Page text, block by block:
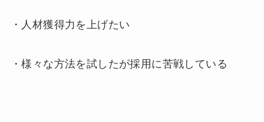
・人材獲得力を上げたい
・様々な方法を試したが採用に苦戦している